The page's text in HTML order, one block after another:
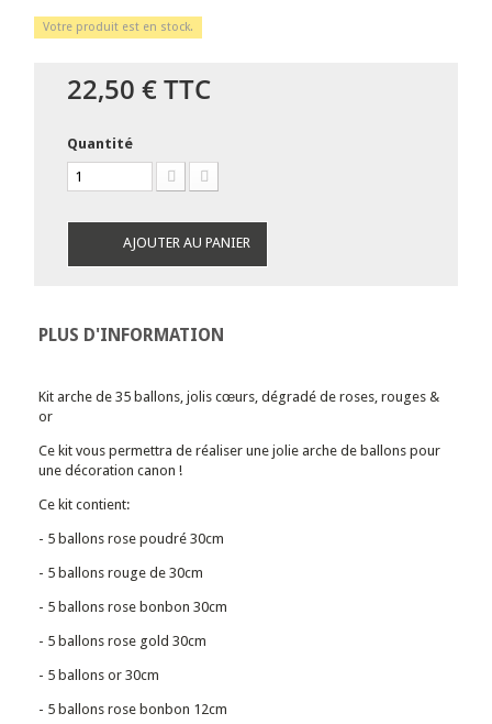
Votre produit est en stock.
22,50 €TTC
Quantité
AJOUTER AU PANIER
PLUS D'INFORMATION
Kit arche de 35 ballons, jolis cœurs, dégradé de roses, rouges &
or
Ce kit vous permettra de réaliser une jolie arche de ballons pour
une décoration canon !
Ce kit contient:
- 5 ballons rose poudré 30cm
- 5 ballons rouge de 30cm
- 5 ballons rose bonbon 30cm
- 5 ballons rose gold 30cm
- 5 ballons or 30cm
- 5 ballons rose bonbon 12cm